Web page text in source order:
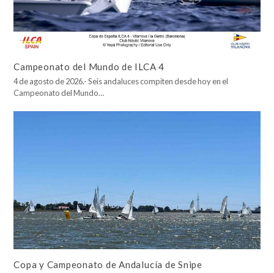
Campeonato del Mundo de ILCA 4
4 de agosto de 2026.- Seis andaluces compiten desde hoy en el
Campeonato del Mundo…
Copa y Campeonato de Andalucía de Snipe